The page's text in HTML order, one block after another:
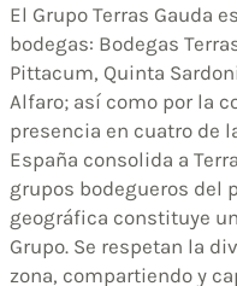
El Grupo Terras Gauda
bodegas: Bodegas
Pittacum, Quinta
Alfaro; así como por la
presencia en cuatro de
España consolida a
grupos bodegueros del
geográfica constituye
Grupo. Se respetan la
zona, compartiendo y